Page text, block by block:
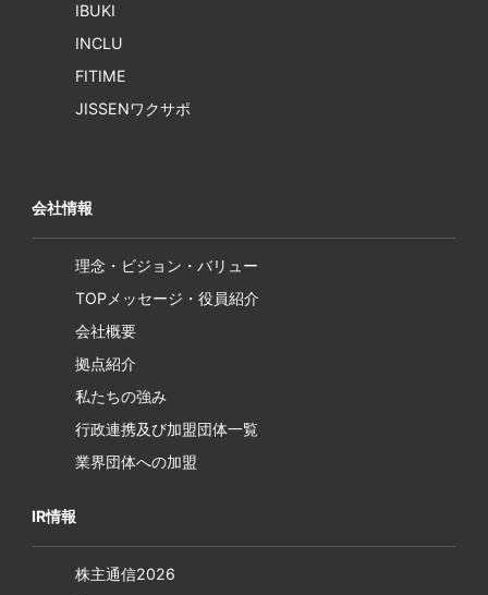
IBUKI
INCLU
FITIME
JISSENワクサポ
会社情報
理念・ビジョン・バリュー
TOPメッセージ・役員紹介
会社概要
拠点紹介
私たちの強み
行政連携及び加盟団体一覧
業界団体への加盟
IR情報
株主通信2026